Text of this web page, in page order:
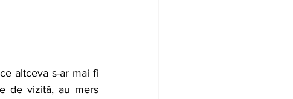
de vizită, au mers